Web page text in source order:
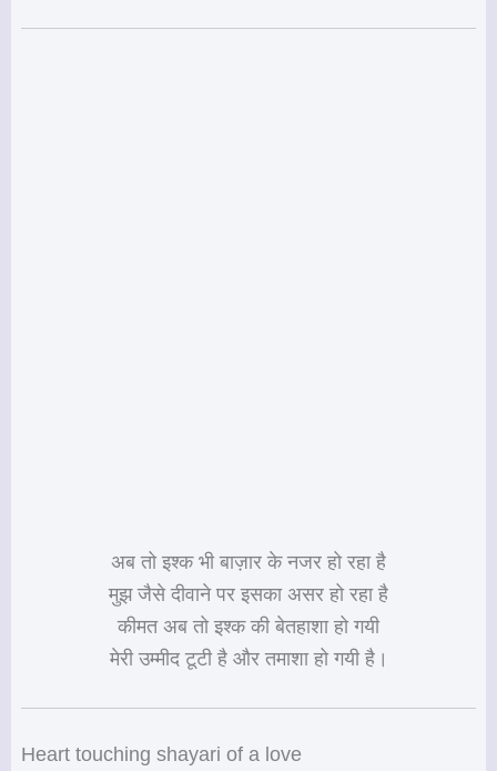
अब तो इश्क भी बाज़ार के नजर हो रहा है
मुझ जैसे दीवाने पर इसका असर हो रहा है
कीमत अब तो इश्क की बेतहाशा हो गयी
मेरी उम्मीद टूटी है और तमाशा हो गयी है।
Heart touching shayari of a love